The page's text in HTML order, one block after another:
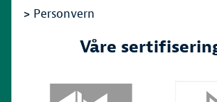
> Personvern
Våre